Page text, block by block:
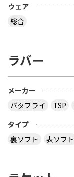
ウェア
総合
ラバー
メーカー
バタフライ
TSP
タイプ
裏ソフト
表ソフト